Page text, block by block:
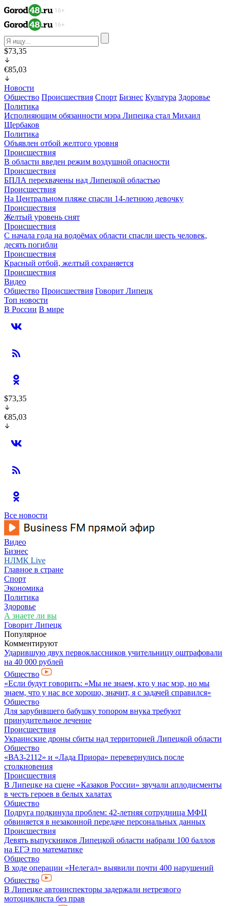
$73,35
€85,03
Новости
Общество Происшествия Спорт Бизнес Культура Здоровье
Политика
Исполняющим обязанности мэра Липецка стал Михаил
Щербаков
Политика
Объявлен отбой желтого уровня
Происшествия
В области введен режим воздушной опасности
Происшествия
БПЛА перехвачены над Липецкой областью
Происшествия
На Центральном пляже спасли 14-летнюю девочку
Происшествия
Желтый уровень снят
Происшествия
С начала года на водоёмах области спасли шесть человек,
десять погибли
Происшествия
Красный отбой, желтый сохраняется
Происшествия
Видео
Общество Происшествия Говорит Липецк
Топ новости
В России В мире
$73,35
€85,03
Все новости
Видео
Бизнес
НЛМК Live
Главное в стране
Спорт
Экономика
Политика
Здоровье
А знаете ли вы
Говорит Липецк
Популярное
Комментируют
Ударившую двух первоклассников учительницу оштрафовали
на 40 000 рублей
Общество
«Если будут говорить: «Мы не знаем, кто у нас мэр, но мы
знаем, что у нас все хорошо, значит, я с задачей справился»
Общество
Для зарубившего бабушку топором внука требуют
принудительное лечение
Происшествия
Украинские дроны сбиты над территорией Липецкой области
Общество
«ВАЗ-2112» и «Лада Приора» перевернулись после
столкновения
Происшествия
В Липецке на сцене «Казаков России» звучали аплодисменты
в честь героев в белых халатах
Общество
Подруга подкинула проблем: 42-летняя сотрудница МФЦ
обвиняется в незаконной передаче персональных данных
Происшествия
Девять выпускников Липецкой области набрали 100 баллов
на ЕГЭ по математике
Общество
В ходе операции «Нелегал» выявили почти 400 нарушений
Общество
В Липецке автоинспекторы задержали нетрезвого
мотоциклиста без прав